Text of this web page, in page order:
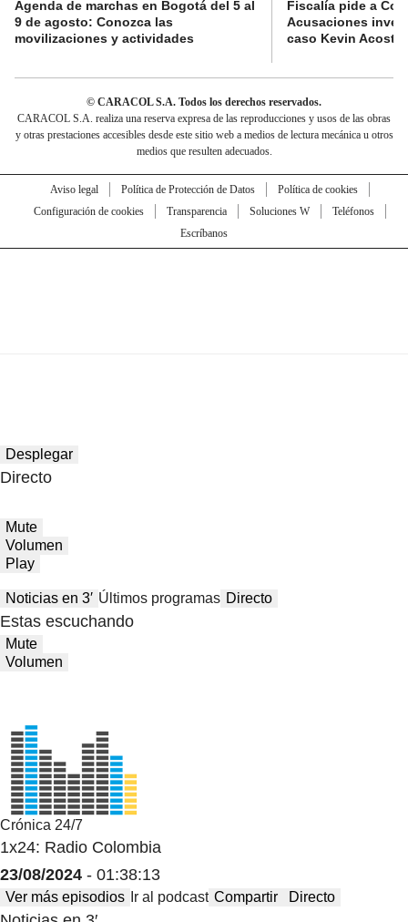
Agenda de marchas en Bogotá del 5 al
9 de agosto: Conozca las
movilizaciones y actividades
Fiscalía pide a
Acusaciones
caso Kevin Acosta
© CARACOL S.A. Todos los derechos reservados.
CARACOL S.A. realiza una reserva expresa de las reproducciones y usos de las obras
y otras prestaciones accesibles desde este sitio web a medios de lectura mecánica u otros
medios que resulten adecuados.
Aviso legal Política de Protección de Datos
Política de cookies
Configuración de cookies
Transparencia Soluciones W
Teléfonos
Escríbanos
Desplegar
Directo
Mute
Volumen
Play
Noticias en 3′ Últimos programas Directo
Estas escuchando
Mute
Volumen
Crónica 24/7
1x24: Radio Colombia
23/08/2024 - 01:38:13
Ver más episodios Ir al podcast Compartir Directo